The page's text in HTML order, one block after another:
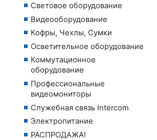
Световое оборудование
Видеооборудование
Кофры, Чехлы, Сумки
Осветительное оборудование
Коммутационное
оборудование
Профессиональные
видеомониторы
Служебная связь Intercom
Электропитание
РАСПРОДАЖА!